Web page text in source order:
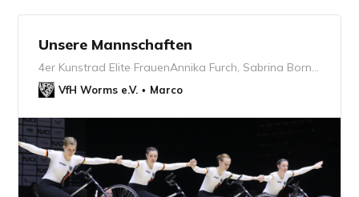
Unsere Mannschaften
4er Kunstrad Elite FrauenAnnika Furch, Sabrina Born, Hannah Rohrwick, Nora Erbenich (v. links n. rechts)4er Kunstrad Juniorinnen U19Lara Günther, Johanna Reis, Romy Wetzel, Mia Küppers4er Kunstrad Schüler offen U 15Charlotte Metzenroth, Jonathan Elvers, Lena Schmidt, Georg Schwarzburg4er Kunstrad Sc…
VfH Worms e.V. Marco